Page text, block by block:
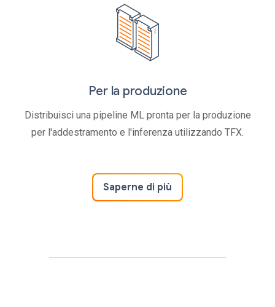
Per la produzione
Distribuisci una pipeline ML pronta per la produzione
per l'addestramento e l'inferenza utilizzando TFX.
Saperne di più